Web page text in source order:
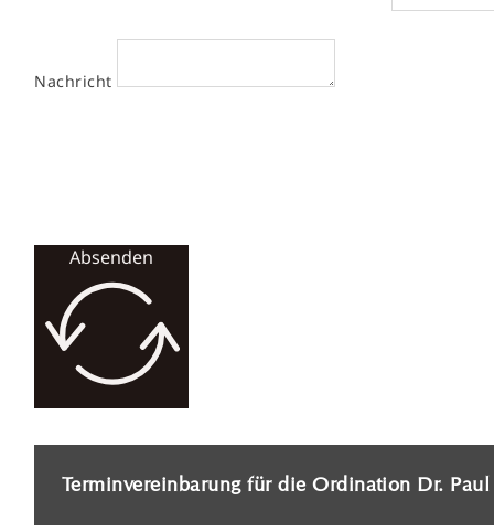
Nachricht
Absenden
Terminvereinbarung für die Ordination Dr.